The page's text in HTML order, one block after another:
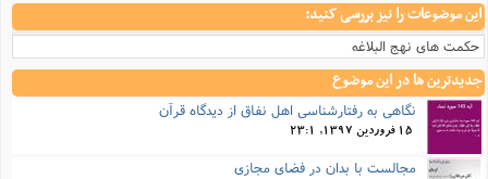
این موضوعات را نیز بررسی کنید:
حکمت های نهج البلاغه
جدیدترین ها در این موضوع
نگاهی به رفتارشناسی اهل نفاق از دیدگاه قرآن
15 فروردین 1397, 23:1
مجالست با بدان در فضای مجازی